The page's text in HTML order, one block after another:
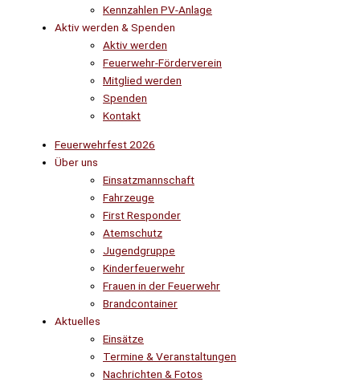
Kennzahlen PV-Anlage
Aktiv werden & Spenden
Aktiv werden
Feuerwehr-Förderverein
Mitglied werden
Spenden
Kontakt
Feuerwehrfest 2026
Über uns
Einsatzmannschaft
Fahrzeuge
First Responder
Atemschutz
Jugendgruppe
Kinderfeuerwehr
Frauen in der Feuerwehr
Brandcontainer
Aktuelles
Einsätze
Termine & Veranstaltungen
Nachrichten & Fotos